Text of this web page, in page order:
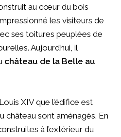
au cœur du bois
les visiteurs de
ses toitures peuplées de
Aujourd’hui, il
château de la Belle au
XIV que l’édifice est
château sont aménagés. En
à l’extérieur du